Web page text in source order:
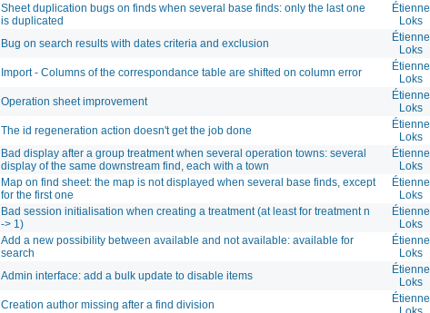
Sheet duplication bugs on finds when several base finds: only the last one
is duplicated
Étienne
Loks
Bug on search results with dates criteria and exclusion
Étienne
Loks
Import - Columns of the correspondance table are shifted on column error
Étienne
Loks
Operation sheet improvement
Étienne
Loks
The id regeneration action doesn't get the job done
Étienne
Loks
Bad display after a group treatment when several operation towns: several
display of the same downstream find, each with a town
Étienne
Loks
Map on find sheet: the map is not displayed when several base finds, except
for the first one
Étienne
Loks
Bad session initialisation when creating a treatment (at least for treatment n
-> 1)
Étienne
Loks
Add a new possibility between available and not available: available for
search
Étienne
Loks
Admin interface: add a bulk update to disable items
Étienne
Loks
Creation author missing after a find division
Étienne